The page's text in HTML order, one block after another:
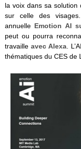
la voix dans sa solution
sur celle des
annuelle Emotion AI
peut ou pourra
travaille avec Alexa.
thématiques du CES de